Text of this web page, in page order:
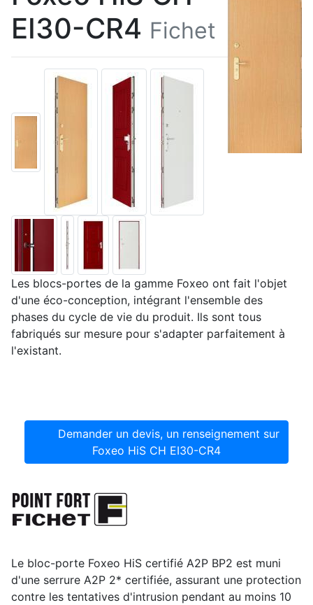
EI30-CR4 Fichet
Les blocs-portes de la gamme Foxeo ont fait l'objet
d'une éco-conception, intégrant l'ensemble des
phases du cycle de vie du produit. Ils sont tous
fabriqués sur mesure pour s'adapter parfaitement à
l'existant.
Demander un devis, un renseignement sur
Foxeo HiS CH EI30-CR4
Le bloc-porte Foxeo HiS certifié A2P BP2 est muni
d'une serrure A2P 2* certifiée, assurant une protection
contre les tentatives d'intrusion pendant au moins 10